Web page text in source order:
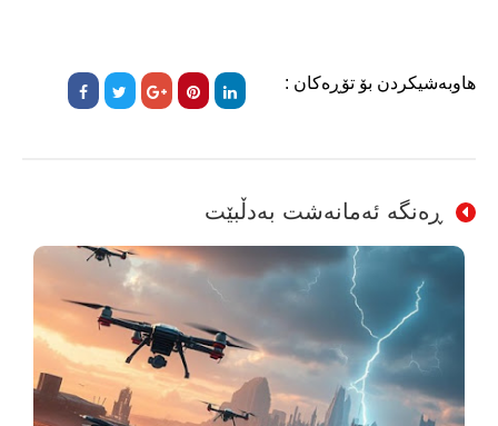
هاوبەشیکردن بۆ تۆڕەکان :
ڕەنگە ئەمانەشت بەدڵبێت